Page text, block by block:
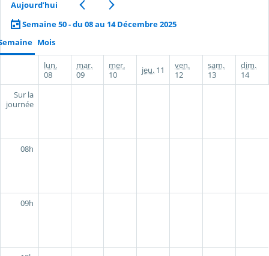
Aujourd’hui
Semaine 50 - du 08 au 14 Décembre 2025
Mois
lun.
08
mar.
09
mer.
10
jeu. 11
ven.
12
sam.
13
dim.
14
Sur la
journée
08h
09h